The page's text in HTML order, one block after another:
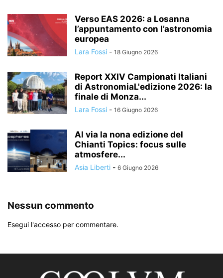
Verso EAS 2026: a Losanna
l’appuntamento con l’astronomia
europea
Lara Fossi - 18 Giugno 2026
Report XXIV Campionati Italiani
di AstronomiaL'edizione 2026: la
finale di Monza...
Lara Fossi - 16 Giugno 2026
Al via la nona edizione del
Chianti Topics: focus sulle
atmosfere...
Asia Liberti - 6 Giugno 2026
Nessun commento
Esegui l'accesso per commentare.